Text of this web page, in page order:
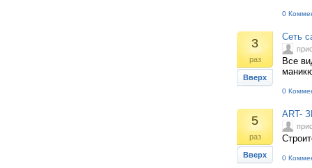
0
3
раз
Вверх
Сеть
Все
0
5
раз
Вверх
ART-
0